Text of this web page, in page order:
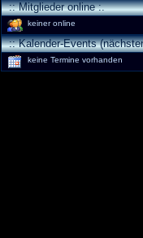
:: Mitglieder online :.
keiner online
:: Kalender-Events
keine Termine vorhanden